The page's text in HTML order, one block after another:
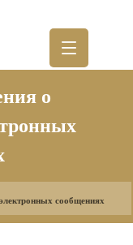
о
сообщениях